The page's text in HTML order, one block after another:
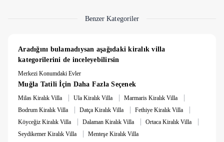
Benzer Kategoriler
Aradığını bulamadıysan aşağıdaki kiralık villa
kategorilerini de inceleyebilirsin
Merkezi Konumdaki Evler
Muğla Tatili İçin Daha Fazla Seçenek
Milas Kiralık Villa | Ula Kiralık Villa | Marmaris Kiralık Villa |
Bodrum Kiralık Villa | Datça Kiralık Villa | Fethiye Kiralık Villa |
Köyceğiz Kiralık Villa | Dalaman Kiralık Villa | Ortaca Kiralık Villa |
Seydikemer Kiralık Villa | Menteşe Kiralık Villa